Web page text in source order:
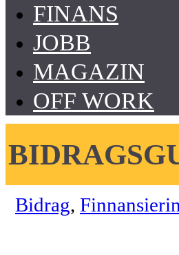
FINANS
JOBB
MAGAZIN
OFF WORK
Bidrag,